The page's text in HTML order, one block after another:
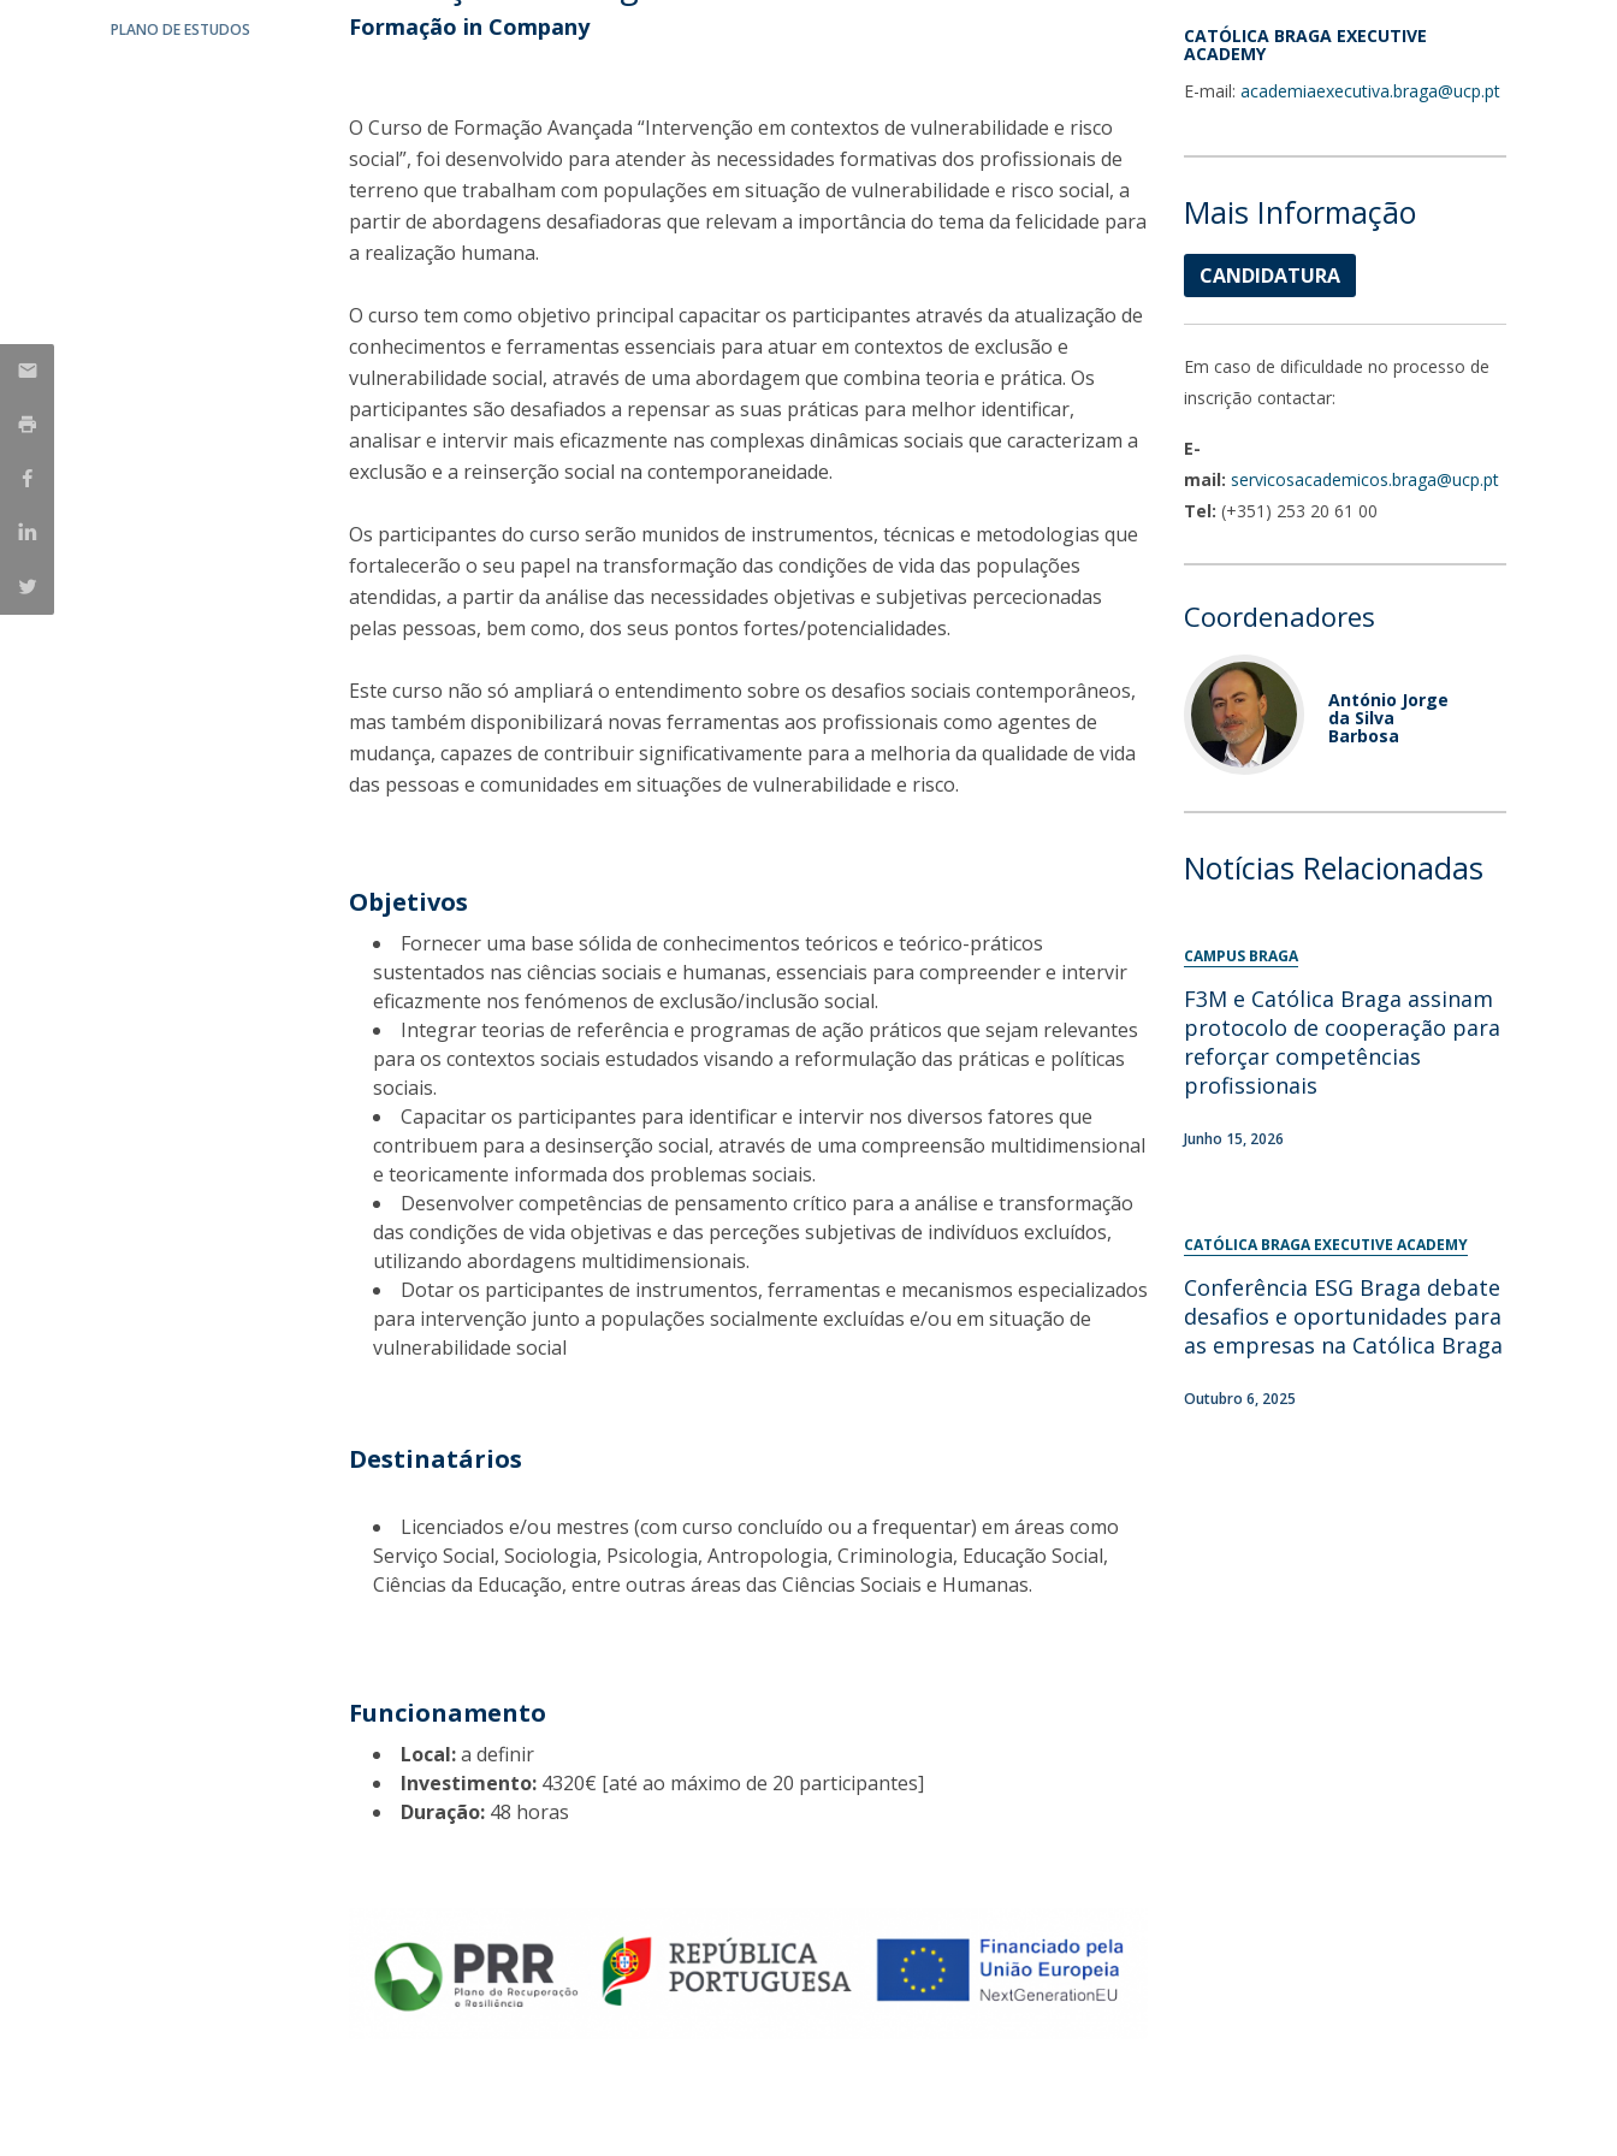
Porquê escolher um Mestrado na FFCS?
Católica Braga Executive Academy
Informações globais
Diretório de Contactos
PLANO DE ESTUDOS Formação in Company
O Curso de Formação Avançada “Intervenção em contextos de vulnerabilidade e risco
social”, foi desenvolvido para atender às necessidades formativas dos profissionais de
terreno que trabalham com populações em situação de vulnerabilidade e risco social, a
partir de abordagens desafiadoras que relevam a importância do tema da felicidade para
a realização humana.
O curso tem como objetivo principal capacitar os participantes através da atualização de
conhecimentos e ferramentas essenciais para atuar em contextos de exclusão e
vulnerabilidade social, através de uma abordagem que combina teoria e prática. Os
participantes são desafiados a repensar as suas práticas para melhor identificar,
analisar e intervir mais eficazmente nas complexas dinâmicas sociais que caracterizam a
exclusão e a reinserção social na contemporaneidade.
Os participantes do curso serão munidos de instrumentos, técnicas e metodologias que
fortalecerão o seu papel na transformação das condições de vida das populações
atendidas, a partir da análise das necessidades objetivas e subjetivas percecionadas
pelas pessoas, bem como, dos seus pontos fortes/potencialidades.
Este curso não só ampliará o entendimento sobre os desafios sociais contemporâneos,
mas também disponibilizará novas ferramentas aos profissionais como agentes de
mudança, capazes de contribuir significativamente para a melhoria da qualidade de vida
das pessoas e comunidades em situações de vulnerabilidade e risco.
Objetivos
Fornecer uma base sólida de conhecimentos teóricos e teórico-práticos
sustentados nas ciências sociais e humanas, essenciais para compreender e intervir
eficazmente nos fenómenos de exclusão/inclusão social.
Integrar teorias de referência e programas de ação práticos que sejam relevantes
para os contextos sociais estudados visando a reformulação das práticas e políticas
sociais.
Capacitar os participantes para identificar e intervir nos diversos fatores que
contribuem para a desinserção social, através de uma compreensão multidimensional
e teoricamente informada dos problemas sociais.
Desenvolver competências de pensamento crítico para a análise e transformação
das condições de vida objetivas e das perceções subjetivas de indivíduos excluídos,
utilizando abordagens multidimensionais.
Dotar os participantes de instrumentos, ferramentas e mecanismos especializados
para intervenção junto a populações socialmente excluídas e/ou em situação de
vulnerabilidade social
Destinatários
Licenciados e/ou mestres (com curso concluído ou a frequentar) em áreas como
Serviço Social, Sociologia, Psicologia, Antropologia, Criminologia, Educação Social,
Ciências da Educação, entre outras áreas das Ciências Sociais e Humanas.
Funcionamento
Local:a definir
Investimento: 4320€ [até ao máximo de 20 participantes]
Duração: 48 horas
CATÓLICA BRAGA EXECUTIVE
ACADEMY
E-mail:academiaexecutiva.braga@ucp.pt
Mais Informação
CANDIDATURA
Em caso de dificuldade no processo de
inscrição contactar:
E-
mail: servicosacademicos.braga@ucp.pt
Tel: (+351) 253 20 61 00
Coordenadores
António Jorge
da Silva
Barbosa
Notícias Relacionadas
CAMPUS BRAGA
F3M e Católica Braga assinam
protocolo de cooperação para
reforçar competências
profissionais
Junho 15, 2026
CATÓLICA BRAGA EXECUTIVE ACADEMY
Conferência ESG Braga debate
desafios e oportunidades para
as empresas na Católica Braga
Outubro 6, 2025